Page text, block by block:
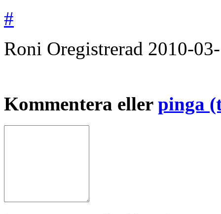
#
Roni Oregistrerad 2010-
Kommentera eller pinga